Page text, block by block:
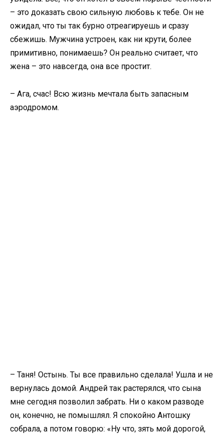
– это доказать свою сильную любовь к тебе. Он не
ожидал, что ты так бурно отреагируешь и сразу
сбежишь. Мужчина устроен, как ни крути, более
примитивно, понимаешь? Он реально считает, что
жена – это навсегда, она все простит.
– Ага, счас! Всю жизнь мечтала быть запасным
аэродромом.
– Таня! Остынь. Ты все правильно сделала! Ушла и не
вернулась домой. Андрей так растерялся, что сына
мне сегодня позволил забрать. Ни о каком разводе
он, конечно, не помышлял. Я спокойно Антошку
собрала, а потом говорю: «Ну что, зять мой дорогой,